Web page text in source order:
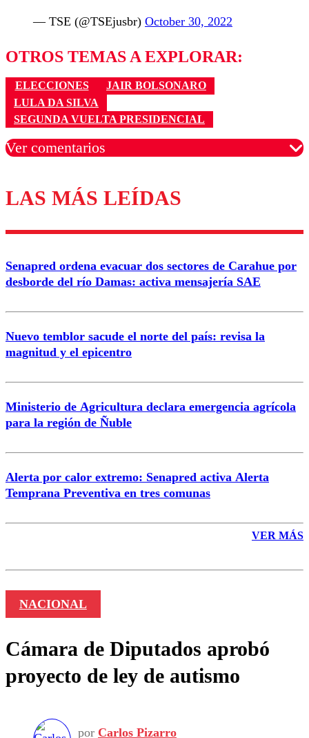
— TSE (@TSEjusbr) October 30, 2022
OTROS TEMAS A EXPLORAR:
ELECCIONES
JAIR BOLSONARO
LULA DA SILVA
SEGUNDA VUELTA PRESIDENCIAL
Ver comentarios
Los comentarios son moderados para garantizar un
diálogo respetuoso.
Correo
LAS MÁS LEÍDAS
Senapred ordena evacuar dos sectores de Carahue por
desborde del río Damas: activa mensajería SAE
Nuevo temblor sacude el norte del país: revisa la
magnitud y el epicentro
Ministerio de Agricultura declara emergencia agrícola
para la región de Ñuble
Alerta por calor extremo: Senapred activa Alerta
Temprana Preventiva en tres comunas
VER MÁS
NACIONAL
Cámara de Diputados aprobó
proyecto de ley de autismo
por Carlos Pizarro